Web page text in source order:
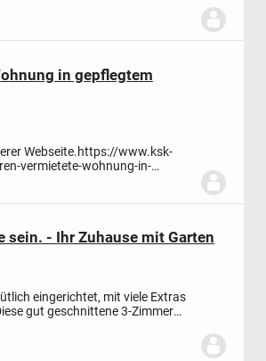
in gepflegtem
Webseite.https://www.ksk-
vermietete-wohnung-in-
sein. - Ihr Zuhause mit Garten
eingerichtet, mit viele Extras
gut geschnittene 3-Zimmer